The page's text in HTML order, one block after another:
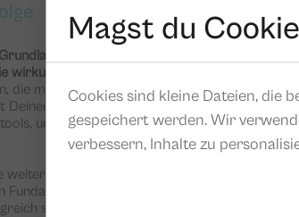
ist jede
wirkungslos.
die mobile
Deiner Website
um Erfolge
Fundament
sind.
Magst du
Cookies sind kleine Dateien, die
gespeichert werden. Wir
verbessern, Inhalte zu